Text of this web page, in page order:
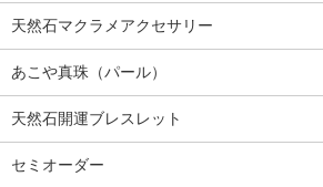
天然石マクラメアクセサリー
あこや真珠（パール）
天然石開運ブレスレット
セミオーダー